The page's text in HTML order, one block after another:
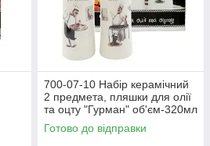
700-07-10 Набір керамічний
2 предмета, пляшки для олії
та оцту "Гурман" об'єм-320мл
Готово до відправки